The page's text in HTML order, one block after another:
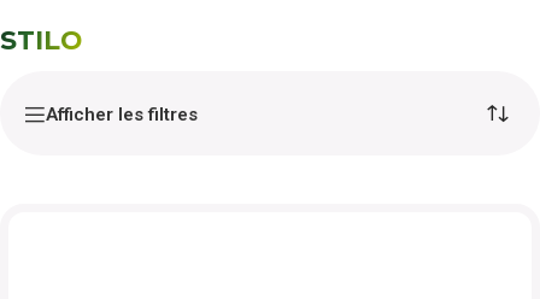
STILO
Afficher les filtres